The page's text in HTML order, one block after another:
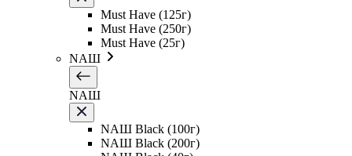
Must Have (125г)
Must Have (250г)
Must Have (25г)
NAШ
NAШ
NAШ Black (100г)
NAШ Black (200г)